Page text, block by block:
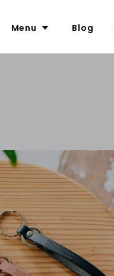
Menu Blog
ー
プ
いて